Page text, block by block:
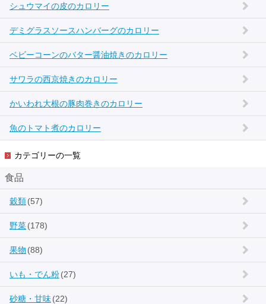
シュウマイの皮のカロリー
デミグラスソースハンバーグのカロリー
ベビーコーンのバター醤油焼きのカロリー
サワラの西京焼きのカロリー
かいわれ大根の豚肉巻きのカロリー
魚のトマト煮のカロリー
カテゴリーの一覧
食品
穀類(57)
野菜(178)
果物 (88)
いも・でん粉(27)
砂糖・甘味(22)